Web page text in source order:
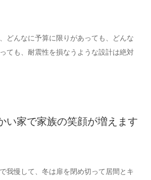
どんなに予算に限りがあっても、どんな
ても、耐震性を損なうような設計は絶対
家で家族の笑顔が増えます
我慢して、冬は扉を閉め切って居間とキ